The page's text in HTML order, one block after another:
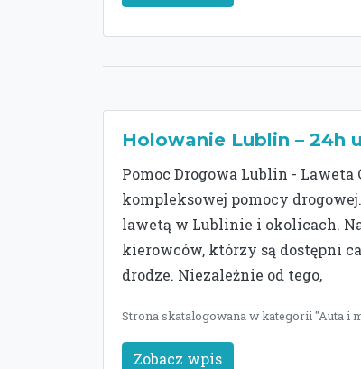
Holowanie Lublin – 24h
Pomoc Drogowa Lublin -
kompleksowej pomocy
lawetą w Lublinie i okolicach.
kierowców, którzy są dostępni
drodze. Niezależnie od tego,
Strona skatalogowana w kategorii "Auta i
Zobacz wpis